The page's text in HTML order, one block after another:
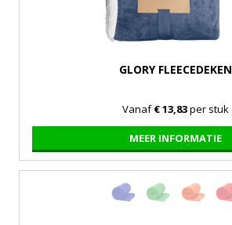
GLORY FLEECEDEKEN
Vanaf€ 13,83per stuk
MEER INFORMATIE